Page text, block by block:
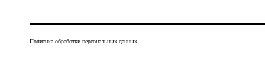
Политика обработки персональных данных